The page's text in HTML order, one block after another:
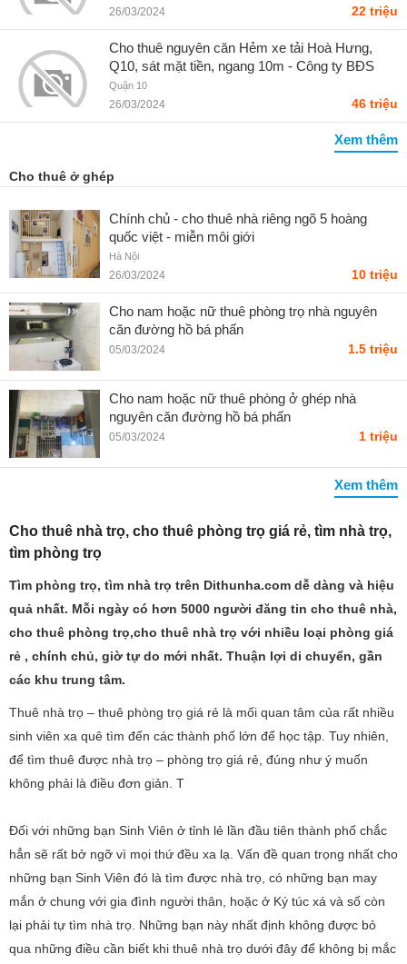
26/03/2024 22 triệu
Cho thuê nguyên căn Hẻm xe tải Hoà Hưng,
Q10, sát mặt tiền, ngang 10m - Công ty BĐS
Châu Long
Quận 10
26/03/2024 46 triệu
Xem thêm
Cho thuê ở ghép
Chính chủ - cho thuê nhà riêng ngõ 5 hoàng
quốc việt - miễn môi giới
Hà Nội
26/03/2024 10 triệu
Cho nam hoặc nữ thuê phòng trọ nhà nguyên
căn đường hồ bá phấn
05/03/2024 1.5 triệu
Cho nam hoặc nữ thuê phòng ở ghép nhà
nguyên căn đường hồ bá phấn
05/03/2024 1 triệu
Xem thêm
Cho thuê nhà trọ, cho thuê phòng trọ giá rẻ, tìm nhà trọ,
tìm phòng trọ
Tìm phòng trọ, tìm nhà trọ trên Dithunha.com dễ dàng và hiệu
quả nhất. Mỗi ngày có hơn 5000 người đăng tin cho thuê nhà,
cho thuê phòng trọ,cho thuê nhà trọ với nhiều loại phòng giá
rẻ , chính chủ, giờ tự do mới nhất. Thuận lợi di chuyển, gần
các khu trung tâm.
Thuê nhà trọ – thuê phòng trọ giá rẻ là mối quan tâm của rất nhiều
sinh viên xa quê tìm đến các thành phố lớn để học tập. Tuy nhiên,
để tìm thuê được nhà trọ – phòng trọ giá rẻ, đúng như ý muốn
không phải là điều đơn giản. T
Đối với những bạn Sinh Viên ở tỉnh lẻ lần đầu tiên thành phố chắc
hẳn sẽ rất bở ngỡ vì mọi thứ đều xa lạ. Vấn đề quan trọng nhất cho
những bạn Sinh Viên đó là tìm được nhà trọ, có những bạn may
mắn ở chung với gia đình người thân, hoặc ở Ký túc xá và số còn
lại phải tự tìm nhà trọ. Những bạn này nhất định không được bỏ
qua những điều cần biết khi thuê nhà trọ dưới đây để không bị mắc